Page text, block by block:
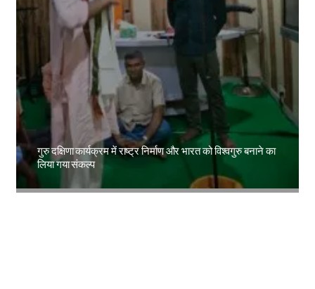
गुरु दक्षिणा कार्यक्रम में राष्ट्र निर्माण और भारत को विश्वगुरु बनाने का
लिया गया संकल्प